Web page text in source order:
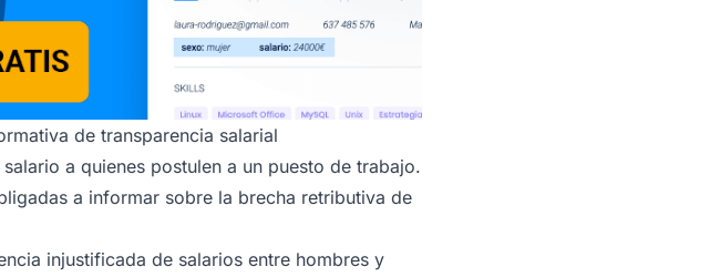
de transparencia salarial
a quienes postulen a un puesto de trabajo.
a informar sobre la brecha retributiva de
injustificada de salarios entre hombres y